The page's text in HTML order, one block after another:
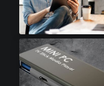
平板电脑​